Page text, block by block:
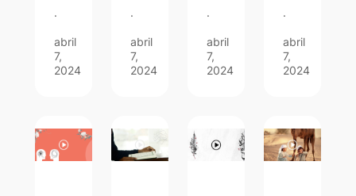
·
abril
7,
2024
·
abril
7,
2024
·
abril
7,
2024
·
abril
7,
2024